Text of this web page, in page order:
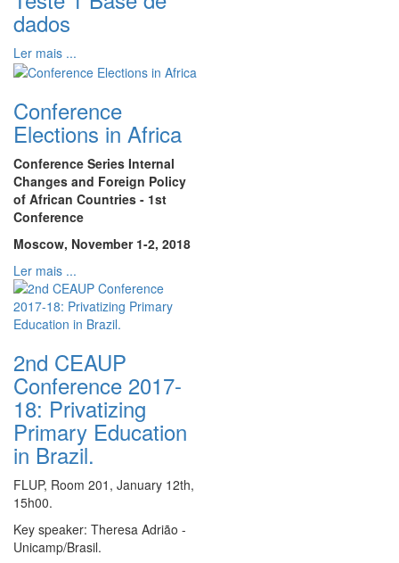
dados
Ler mais ...
Conference
Elections in Africa
Conference Series Internal
Changes and Foreign Policy
of African Countries - 1st
Conference
Moscow, November 1-2, 2018
Ler mais ...
2nd CEAUP
Conference 2017-
18: Privatizing
Primary Education
in Brazil.
FLUP, Room 201 , January 12th,
15h00.
Key speaker: Theresa Adrião -
Unicamp/Brasil.